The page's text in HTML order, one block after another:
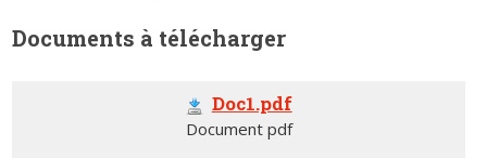
Documents à télécharger
Doc1.pdf
Document pdf